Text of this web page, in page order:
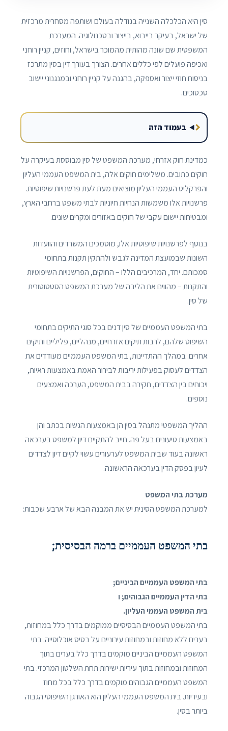
סין היא הכלכלה השנייה בגודלה בעולם ושותפה מסחרית מרכזית
של ישראל, בעיקר בייבוא, בייצור ובטכנולוגיה. המערכת
המשפטית שם שונה מהותית מהמוכר בישראל, וחוזים, קניין רוחני
ואכיפה פועלים לפי כללים אחרים. הצורך בעורך דין בסין מתרכז
בניסוח חוזי ייצור ואספקה, בהגנה על קניין רוחני ובמנגנוני יישוב
סכסוכים.
בעמוד הזה
כמדינת חוק אזרחי, מערכת המשפט של סין מבוססת בעיקרה על
חוקים כתובים. משלימים חוקים אלה, בית המשפט העממי העליון
והפרקליט העממי העליון מוציאים מעת לעת פרשנויות שיפוטיות.
פרשנויות אלו משמשות הנחיות חיוניות לבתי משפט ברחבי הארץ,
ומבטיחות יישום עקבי של חוקים באזורים ומקרים שונים.
בנוסף לפרשנויות שיפוטיות אלו, מוסמכים המשרדים והוועדות
השונות שבמועצת המדינה לגבש ולהתקין תקנות בתחומי
סמכותם. יחד, המרכיבים הללו – החוקים, הפרשנויות השיפוטיות
והתקנות – מהווים את הליבה של מערכת המשפט הסטטוטורית
של סין.
בתי המשפט העממיים של סין דנים בכל סוגי התיקים בתחומי
השיפוט שלהם, לרבות תיקים אזרחיים, מנהליים, פליליים ותיקים
אחרים. במהלך ההתדיינות, בתי המשפט העממיים מעודדים את
הצדדים לעסוק בפעילות יריבות לבירור האמת באמצעות ראיות,
ויכוחים בין הצדדים, חקירה בבית המשפט, הערכה ואמצעים
נוספים.
ההליך המשפטי מתנהל בסין הן באמצעות הגשות בכתב והן
באמצעות טיעונים בעל פה. חייב להתקיים דיון למשפט בערכאה
ראשונה בעוד שבית המשפט לערעורים עשוי לקיים דיון לצדדים
לעיון בפסק הדין בערכאה הראשונה.
מערכת בתי המשפט
למערכת המשפט הסינית יש את המבנה הבא של ארבע שכבות:
בתי המשפט העממיים ברמה הבסיסית;
בתי המשפט העממיים הביניים;
בתי הדין העממיים הגבוהים; ו
בית המשפט העממי העליון.
בתי המשפט העממיים הבסיסיים ממוקמים בדרך כלל במחוזות,
בערים ללא מחוזות ובמחוזות עירוניים על בסיס אוכלוסייה. בתי
המשפט העממיים הביניים מוקמים בדרך כלל בערים בתוך
המחוזות ובמחוזות בתוך עיריות ישירות תחת השלטון המרכזי. בתי
המשפט העממיים הגבוהים מוקמים בדרך כלל בכל מחוז
ובעיריות. בית המשפט העממי העליון הוא האורגן השיפוטי הגבוה
ביותר בסין.